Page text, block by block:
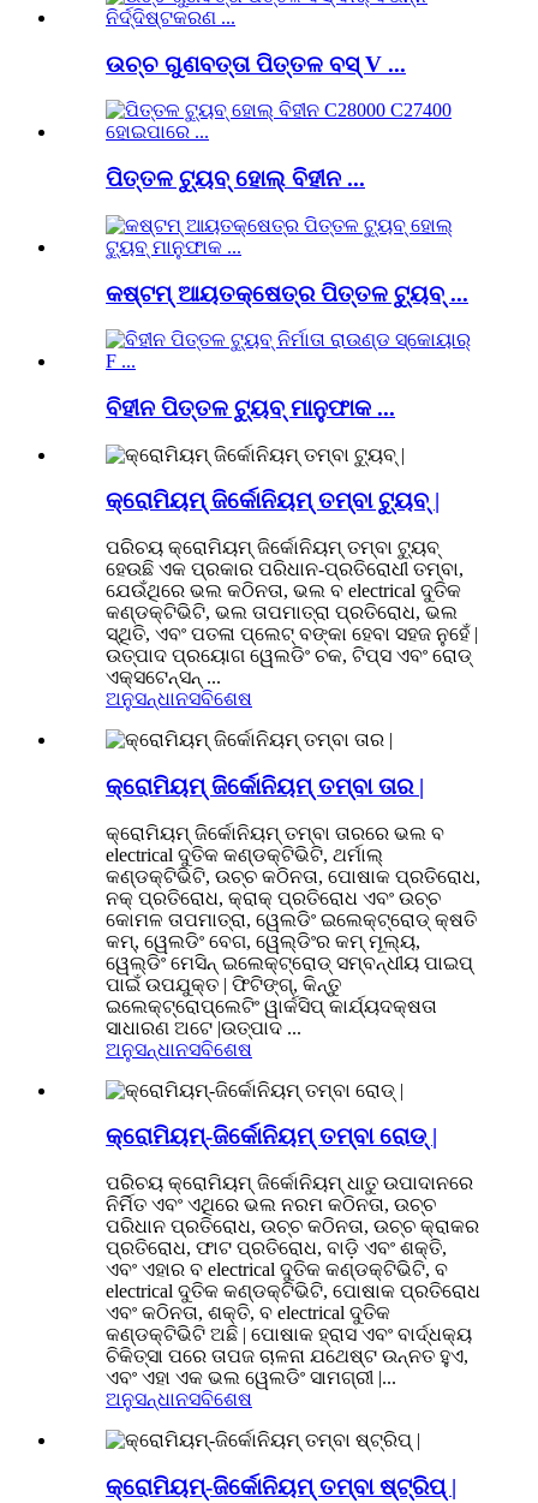
ଉଚ୍ଚ ଗୁଣବତ୍ତା ପିତ୍ତଳ ବସ୍ V ...
ପିତ୍ତଳ ଟ୍ୟୁବ୍ ହୋଲ୍ ବିହୀନ ...
କଷ୍ଟମ୍ ଆୟତକ୍ଷେତ୍ର ପିତ୍ତଳ ଟ୍ୟୁବ୍ ...
ବିହୀନ ପିତ୍ତଳ ଟ୍ୟୁବ୍ ମାନୁଫାକ ...
କ୍ରୋମିୟମ୍ ଜିର୍କୋନିୟମ୍ ତମ୍ବା ଟ୍ୟୁବ୍ |
ପରିଚୟ କ୍ରୋମିୟମ୍ ଜିର୍କୋନିୟମ୍ ତମ୍ବା ଟ୍ୟୁବ୍
ହେଉଛି ଏକ ପ୍ରକାର ପରିଧାନ-ପ୍ରତିରୋଧୀ ତମ୍ବା,
ଯେଉଁଥିରେ ଭଲ କଠିନତା, ଭଲ ବ electrical ଦୁତିକ
କଣ୍ଡକ୍ଟିଭିଟି, ଭଲ ତାପମାତ୍ରା ପ୍ରତିରୋଧ, ଭଲ
ସ୍ଥିତି, ଏବଂ ପତଳା ପ୍ଲେଟ୍ ବଙ୍କା ହେବା ସହଜ ନୁହେଁ |
ଉତ୍ପାଦ ପ୍ରୟୋଗ ୱେଲଡିଂ ଚକ, ଟିପ୍ସ ଏବଂ ରୋଡ୍
ଏକ୍ସଟେନ୍ସନ୍ ...
ଅନୁସନ୍ଧାନସବିଶେଷ
କ୍ରୋମିୟମ୍ ଜିର୍କୋନିୟମ୍ ତମ୍ବା ତାର |
କ୍ରୋମିୟମ୍ ଜିର୍କୋନିୟମ୍ ତମ୍ବା ତାରରେ ଭଲ ବ
electrical ଦୁତିକ କଣ୍ଡକ୍ଟିଭିଟି, ଥର୍ମାଲ୍
କଣ୍ଡକ୍ଟିଭିଟି, ଉଚ୍ଚ କଠିନତା, ପୋଷାକ ପ୍ରତିରୋଧ,
ନକ୍ ପ୍ରତିରୋଧ, କ୍ରାକ୍ ପ୍ରତିରୋଧ ଏବଂ ଉଚ୍ଚ
କୋମଳ ତାପମାତ୍ରା, ୱେଲଡିଂ ଇଲେକ୍ଟ୍ରୋଡ୍ କ୍ଷତି
କମ୍, ୱେଲଡିଂ ବେଗ, ୱେଲ୍ଡିଂର କମ୍ ମୂଲ୍ୟ,
ୱେଲ୍ଡିଂ ମେସିନ୍ ଇଲେକ୍ଟ୍ରୋଡ୍ ସମ୍ବନ୍ଧୀୟ ପାଇପ୍
ପାଇଁ ଉପଯୁକ୍ତ | ଫିଟିଙ୍ଗ୍, କିନ୍ତୁ
ଇଲେକ୍ଟ୍ରୋପ୍ଲେଟିଂ ୱାର୍କସିପ୍ କାର୍ଯ୍ୟଦକ୍ଷତା
ସାଧାରଣ ଅଟେ |ଉତ୍ପାଦ ...
ଅନୁସନ୍ଧାନସବିଶେଷ
କ୍ରୋମିୟମ୍-ଜିର୍କୋନିୟମ୍ ତମ୍ବା ରୋଡ୍ |
ପରିଚୟ କ୍ରୋମିୟମ୍ ଜିର୍କୋନିୟମ୍ ଧାତୁ ଉପାଦାନରେ
ନିର୍ମିତ ଏବଂ ଏଥିରେ ଭଲ ନରମ କଠିନତା, ଉଚ୍ଚ
ପରିଧାନ ପ୍ରତିରୋଧ, ଉଚ୍ଚ କଠିନତା, ଉଚ୍ଚ କ୍ରାକର
ପ୍ରତିରୋଧ, ଫାଟ ପ୍ରତିରୋଧ, ବାଡ଼ି ଏବଂ ଶକ୍ତି,
ଏବଂ ଏହାର ବ electrical ଦୁତିକ କଣ୍ଡକ୍ଟିଭିଟି, ବ
electrical ଦୁତିକ କଣ୍ଡକ୍ଟିଭିଟି, ପୋଷାକ ପ୍ରତିରୋଧ
ଏବଂ କଠିନତା, ଶକ୍ତି, ବ electrical ଦୁତିକ
କଣ୍ଡକ୍ଟିଭିଟି ଅଛି | ପୋଷାକ ହ୍ରାସ ଏବଂ ବାର୍ଦ୍ଧକ୍ୟ
ଚିକିତ୍ସା ପରେ ତାପଜ ଚାଳନା ଯଥେଷ୍ଟ ଉନ୍ନତ ହୁଏ,
ଏବଂ ଏହା ଏକ ଭଲ ୱେଲଡିଂ ସାମଗ୍ରୀ |...
ଅନୁସନ୍ଧାନସବିଶେଷ
କ୍ରୋମିୟମ୍-ଜିର୍କୋନିୟମ୍ ତମ୍ବା ଷ୍ଟ୍ରିପ୍ |